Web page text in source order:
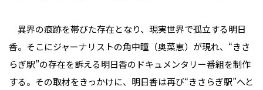
異界の痕跡を帯びた存在となり、現実世界で孤立する明日
香。そこにジャーナリストの角中瞳（奥菜恵）が現れ、“きさ
らぎ駅”の存在を訴える明日香のドキュメンタリー番組を制作
する。その取材をきっかけに、明日香は再び“きさらぎ駅”へと